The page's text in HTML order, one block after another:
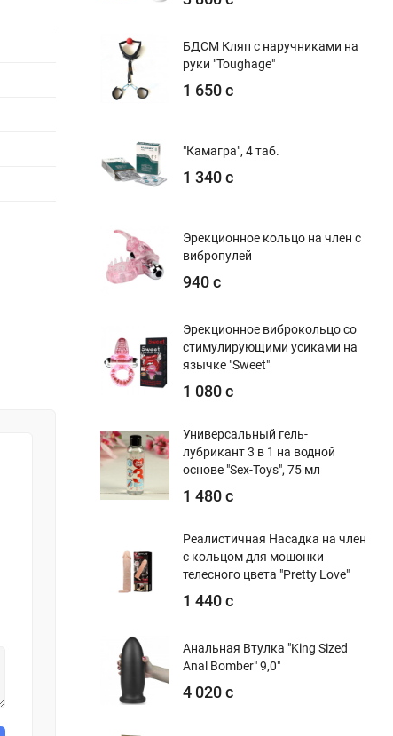
БДСМ Кляп с наручниками на
руки "Toughage"
1 650 с
"Камагра", 4 таб.
1 340 с
Эрекционное кольцо на член с
вибропулей
940 с
Эрекционное виброкольцо со
стимулирующими усиками на
язычке "Sweet"
1 080 с
Универсальный гель-
лубрикант 3 в 1 на водной
основе "Sex-Toys", 75 мл
1 480 с
Реалистичная Насадка на член
с кольцом для мошонки
телесного цвета "Pretty Love"
1 440 с
Анальная Втулка "King Sized
Anal Bomber" 9,0"
4 020 с